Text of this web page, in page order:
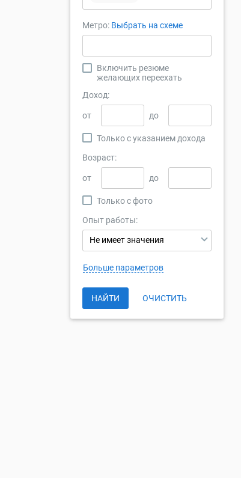
Метро: Выбрать на схеме
Включить резюме
желающих переехать
Доход:
от до
Только с указанием дохода
Возраст:
от до
Только с фото
Опыт работы:
Не имеет значения
Больше параметров
НАЙТИ ОЧИСТИТЬ